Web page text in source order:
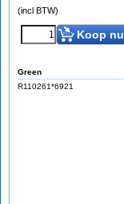
(incl BTW)
Koop nu
Green
R110261*6921